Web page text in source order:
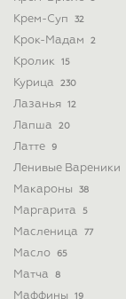
Крем-Суп 32
Крок-Мадам 2
Кролик 15
Курица 230
Лазанья 12
Лапша 20
Латте 9
Ленивые Вареники
Макароны 38
Маргарита 5
Масленица 77
Масло 65
Матча 8
Маффины 19